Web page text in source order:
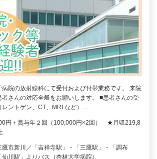
病院の放射線科にて受付および付帯業務です。 来院
者さんの対応全般をお願いします。 ■患者さんの受
レントゲン、CT、MRI など）…
円＋賞与年２回（100,000円×2回） ★月収219,8
鷹市新川／「吉祥寺駅」・「三鷹駅」・「調布
川駅」よりバス（杏林大学病院）